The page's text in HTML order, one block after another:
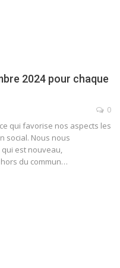
2024 pour chaque
0
qui favorise nos aspects les
social. Nous nous
est nouveau,
du commun…